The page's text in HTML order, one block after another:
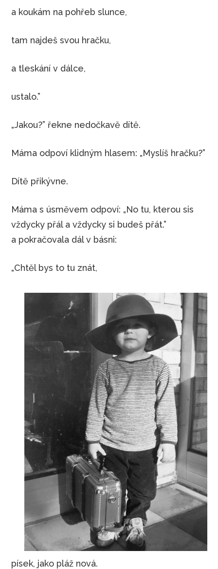
a koukám na pohřeb slunce,
tam najdeš svou hračku,
a tleskání v dálce,
ustalo.”
„Jakou?” řekne nedočkavě dítě.
Máma odpoví klidným hlasem: „Myslíš hračku?”
Dítě přikývne.
Máma s úsměvem odpoví: „No tu, kterou sis
vždycky přál a vždycky si budeš přát.”
a pokračovala dál v básni:
„Chtěl bys to tu znát,
písek, jako pláž nová.